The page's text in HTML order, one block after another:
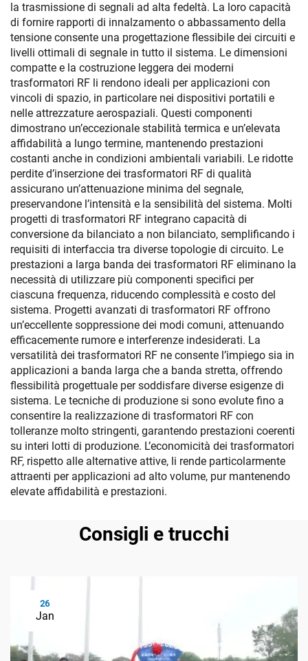
la trasmissione di segnali ad alta fedeltà. La loro capacità
di fornire rapporti di innalzamento o abbassamento della
tensione consente una progettazione flessibile dei circuiti e
livelli ottimali di segnale in tutto il sistema. Le dimensioni
compatte e la costruzione leggera dei moderni
trasformatori RF li rendono ideali per applicazioni con
vincoli di spazio, in particolare nei dispositivi portatili e
nelle attrezzature aerospaziali. Questi componenti
dimostrano un’eccezionale stabilità termica e un’elevata
affidabilità a lungo termine, mantenendo prestazioni
costanti anche in condizioni ambientali variabili. Le ridotte
perdite d’inserzione dei trasformatori RF di qualità
assicurano un’attenuazione minima del segnale,
preservandone l’intensità e la sensibilità del sistema. Molti
progetti di trasformatori RF integrano capacità di
conversione da bilanciato a non bilanciato, semplificando i
requisiti di interfaccia tra diverse topologie di circuito. Le
prestazioni a larga banda dei trasformatori RF eliminano la
necessità di utilizzare più componenti specifici per
ciascuna frequenza, riducendo complessità e costo del
sistema. Progetti avanzati di trasformatori RF offrono
un’eccellente soppressione dei modi comuni, attenuando
efficacemente rumore e interferenze indesiderati. La
versatilità dei trasformatori RF ne consente l’impiego sia in
applicazioni a banda larga che a banda stretta, offrendo
flessibilità progettuale per soddisfare diverse esigenze di
sistema. Le tecniche di produzione si sono evolute fino a
consentire la realizzazione di trasformatori RF con
tolleranze molto stringenti, garantendo prestazioni coerenti
su interi lotti di produzione. L’economicità dei trasformatori
RF, rispetto alle alternative attive, li rende particolarmente
attraenti per applicazioni ad alto volume, pur mantenendo
elevate affidabilità e prestazioni.
Consigli e trucchi
26
Jan